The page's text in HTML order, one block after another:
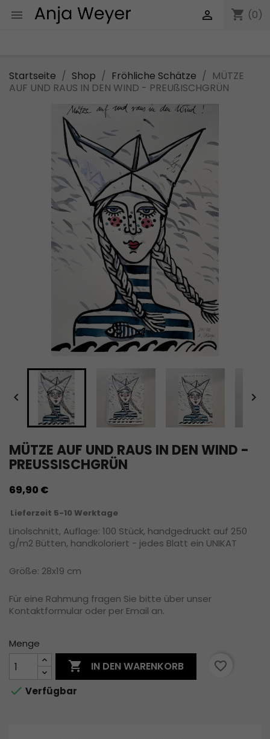
 shopping_cart (0)

Startseite Shop Fröhliche Schätze
MÜTZE
AUF UND RAUS IN DEN WIND - PREUßISCHGRÜN
 
MÜTZE AUF UND RAUS IN DEN WIND -
PREUSSISCHGRÜN
69,90 €
Lieferzeit 5-10 Werktage
Linolschnitt, Auflage: 100 Stück, handgedruckt auf 250
g/m2 Bütten, handkoloriert - jedes Blatt ein UNIKAT
Größe: 28x19 cm
Für eine Rahmung fragen Sie bitte über unser
Kontaktformular oder per Email an.
Menge
 IN DEN WARENKORB
favorite_border
 Verfügbar